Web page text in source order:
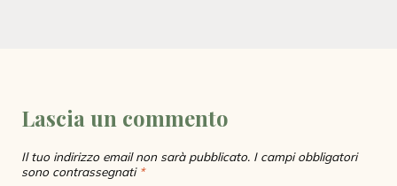
Lascia un commento
Il tuo indirizzo email non sarà pubblicato. I campi obbligatori
sono contrassegnati *